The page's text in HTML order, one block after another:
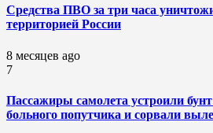
Средства ПВО за три часа
территорией России
8 месяцев ago
7
Пассажиры самолета устроили бунт
больного попутчика и сорвали